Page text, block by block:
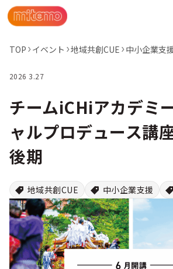
せ
報
TOP イベント 地域共創CUE 中小企業支
2026 3.27
チームiCHiアカデミ
ャルプロデュース講
後期
地域共創CUE 中小企業支援